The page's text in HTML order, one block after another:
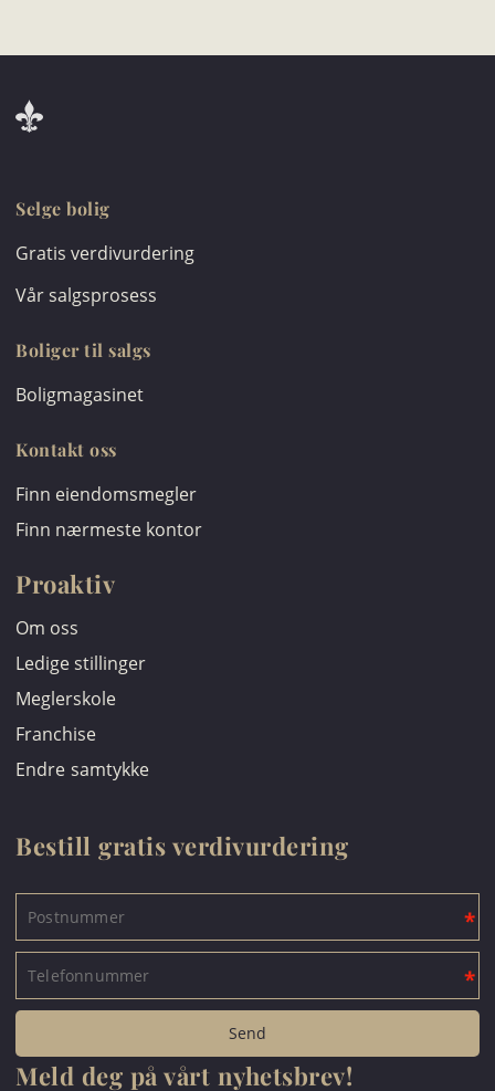
Selge bolig
Gratis verdivurdering
Vår salgsprosess
Boliger til salgs
Boligmagasinet
Kontakt oss
Finn eiendomsmegler
Finn nærmeste kontor
Proaktiv
Om oss
Ledige stillinger
Meglerskole
Franchise
Endre samtykke
Bestill gratis verdivurdering
Meld deg på vårt nyhetsbrev!